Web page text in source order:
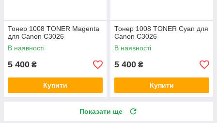
Тонер 1008 TONER Magenta
для Canon C3026
В наявності
5 400 ₴
Купити
Тонер 1008 TONER Cyan для
Canon C3026
В наявності
5 400 ₴
Купити
Показати ще